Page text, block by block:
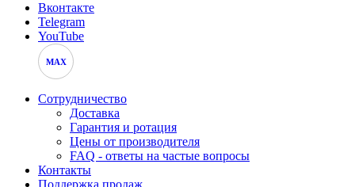
Вконтакте
Telegram
YouTube
MAX
Сотрудничество
Доставка
Гарантия и ротация
Цены от производителя
FAQ - ответы на частые вопросы
Контакты
Поддержка продаж